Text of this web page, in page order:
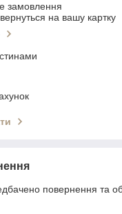
замовлення
на вашу картку
повернення та